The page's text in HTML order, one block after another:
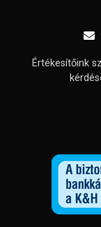
Értékesítőink